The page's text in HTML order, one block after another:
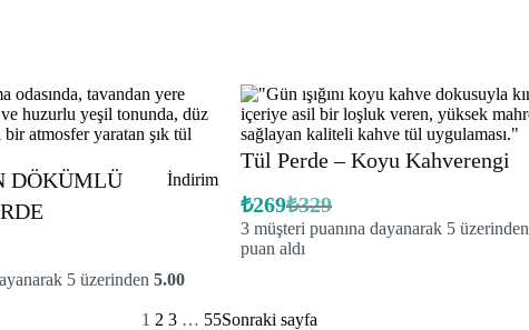
İndirimİndirimdeki
ürün
DÖKÜMLÜ
5 üzerinden 5.00
Tül Perde – Koyu Kahverengi
₺329
Orijinal
fiyat:
₺329.
₺269Şu
andaki
fiyat:
3 müşteri puanına dayanarak 5 üzerinden
puan aldı
1 2 3 … 55Sonraki sayfa